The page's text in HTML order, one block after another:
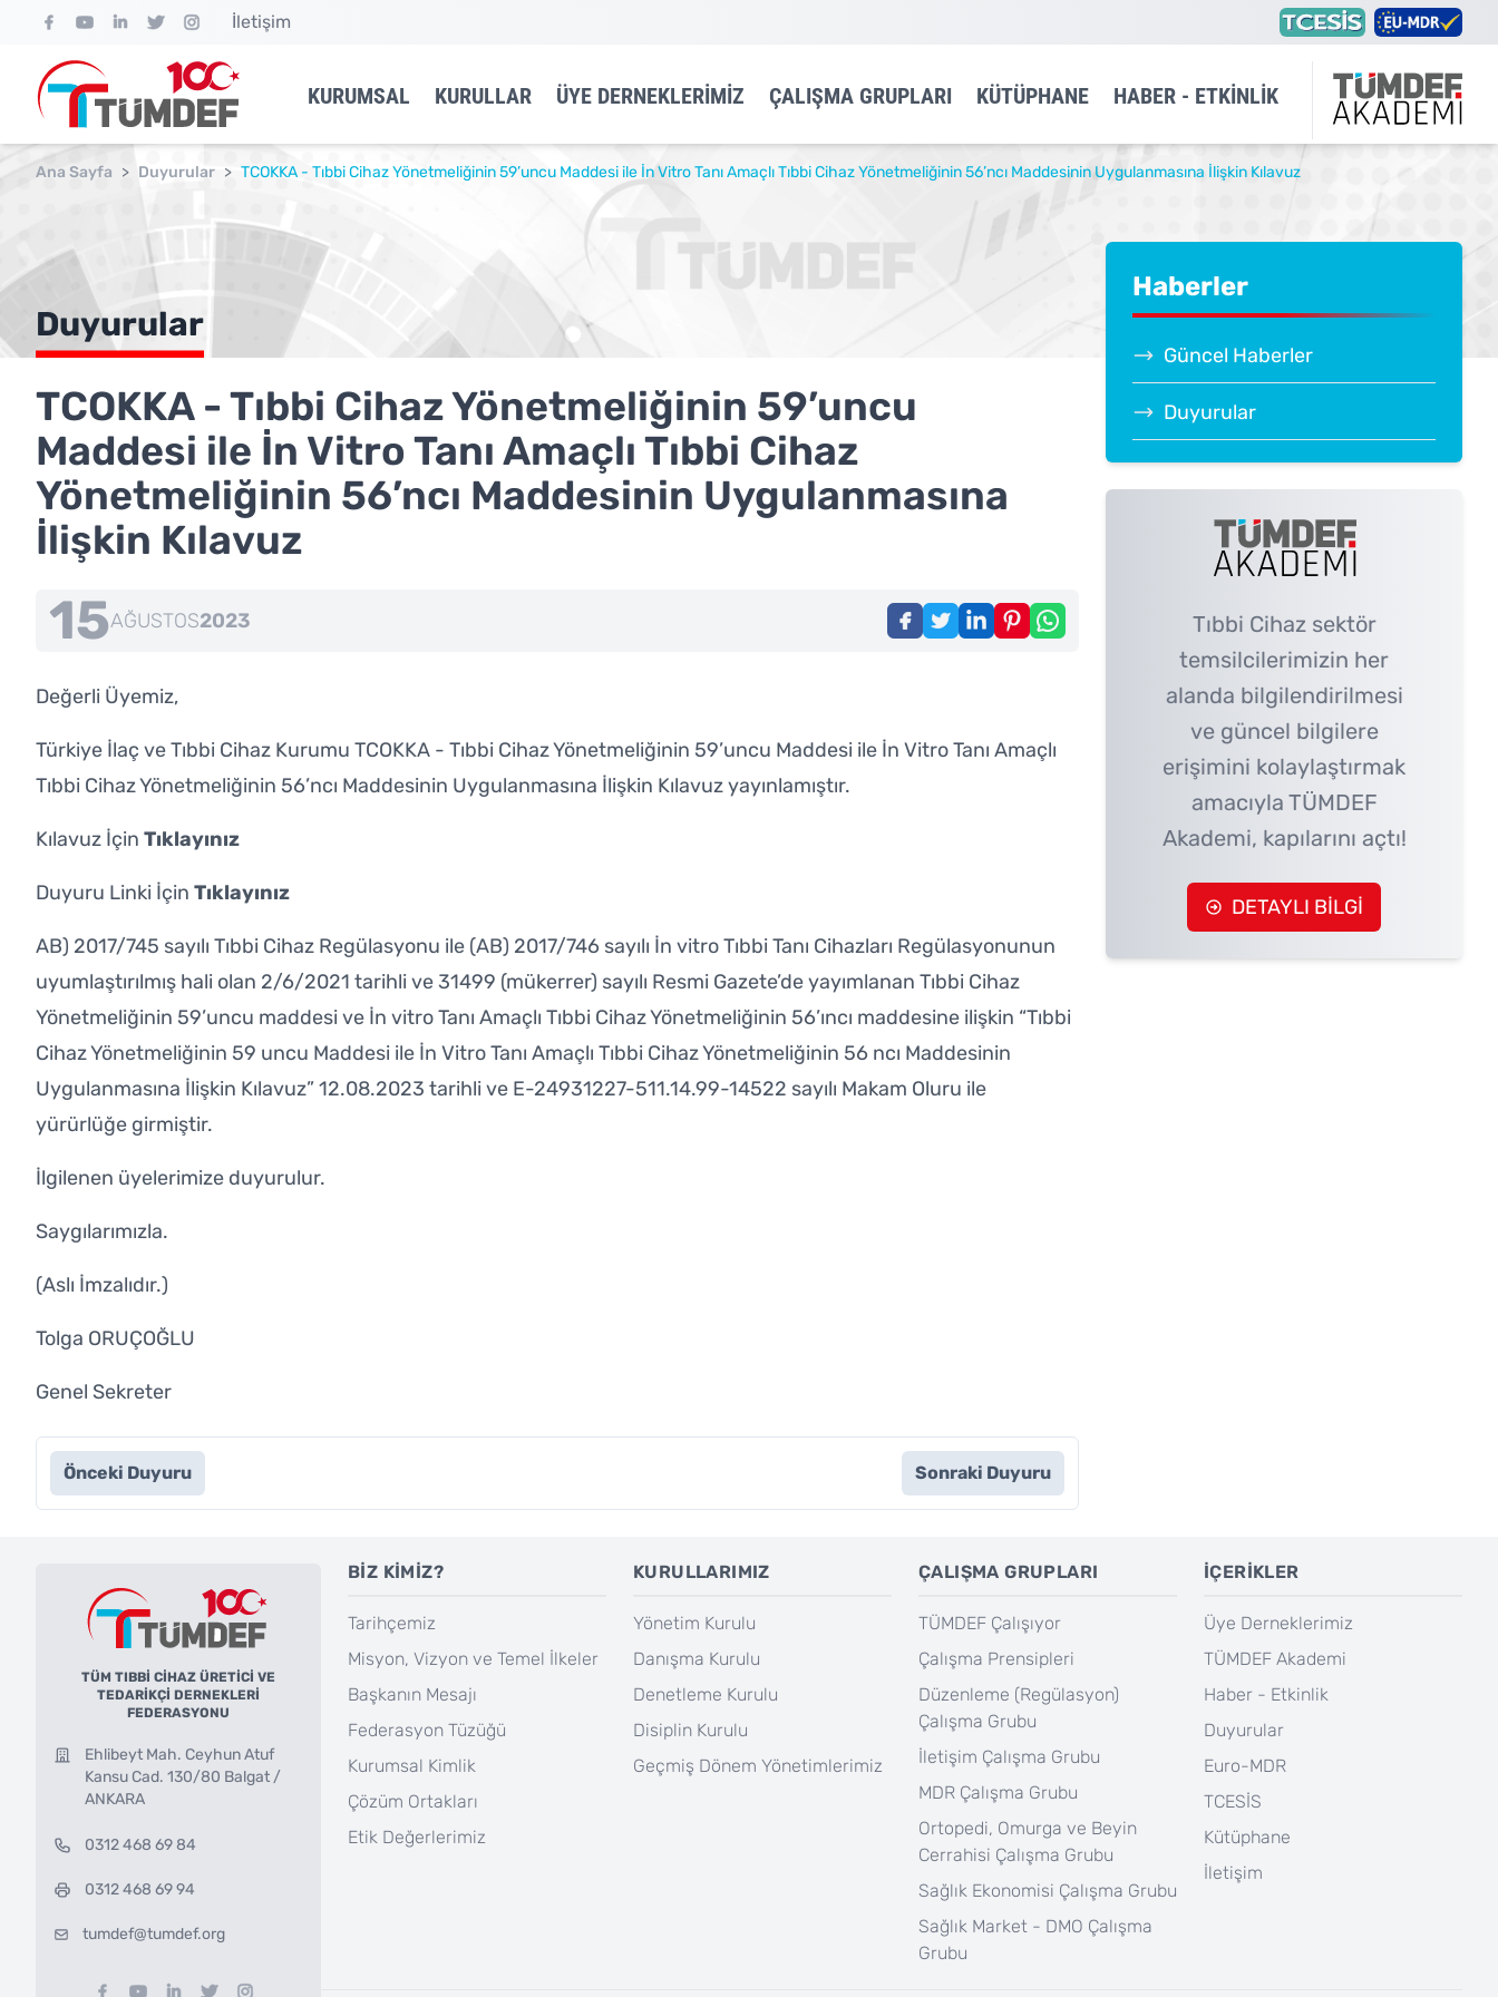
İletişim
KURUMSAL KURULLAR ÜYE DERNEKLERIMIZ ÇALIŞMA GRUPLARI KÜTÜPHANE HABER - ETKINLIK
Ana Sayfa > Duyurular > TCOKKA - Tıbbi Cihaz Yönetmeliğinin 59’uncu Maddesi ile İn Vitro Tanı Amaçlı Tıbbi Cihaz Yönetmeliğinin 56’ncı Maddesinin Uygulanmasına İlişkin Kılavuz
Duyurular
TCOKKA - Tıbbi Cihaz Yönetmeliğinin 59’uncu
Maddesi ile İn Vitro Tanı Amaçlı Tıbbi Cihaz
Yönetmeliğinin 56’ncı Maddesinin Uygulanmasına
İlişkin Kılavuz
15AĞUSTOS2023
Değerli Üyemiz,
Türkiye İlaç ve Tıbbi Cihaz Kurumu TCOKKA - Tıbbi Cihaz Yönetmeliğinin 59’uncu Maddesi ile İn Vitro Tanı Amaçlı
Tıbbi Cihaz Yönetmeliğinin 56’ncı Maddesinin Uygulanmasına İlişkin Kılavuz yayınlamıştır.
Kılavuz İçin Tıklayınız
Duyuru Linki İçin Tıklayınız
AB) 2017/745 sayılı Tıbbi Cihaz Regülasyonu ile (AB) 2017/746 sayılı İn vitro Tıbbi Tanı Cihazları Regülasyonunun
uyumlaştırılmış hali olan 2/6/2021 tarihli ve 31499 (mükerrer) sayılı Resmi Gazete’de yayımlanan Tıbbi Cihaz
Yönetmeliğinin 59’uncu maddesi ve İn vitro Tanı Amaçlı Tıbbi Cihaz Yönetmeliğinin 56’ıncı maddesine ilişkin “Tıbbi
Cihaz Yönetmeliğinin 59 uncu Maddesi ile İn Vitro Tanı Amaçlı Tıbbi Cihaz Yönetmeliğinin 56 ncı Maddesinin
Uygulanmasına İlişkin Kılavuz” 12.08.2023 tarihli ve E-24931227-511.14.99-14522 sayılı Makam Oluru ile
yürürlüğe girmiştir.
İlgilenen üyelerimize duyurulur.
Saygılarımızla.
(Aslı İmzalıdır.)
Tolga ORUÇOĞLU
Genel Sekreter
Önceki Duyuru Sonraki Duyuru
Haberler
Güncel Haberler
Duyurular
Tıbbi Cihaz sektör
temsilcilerimizin her
alanda bilgilendirilmesi
ve güncel bilgilere
erişimini kolaylaştırmak
amacıyla TÜMDEF
Akademi, kapılarını açtı!
DETAYLI BİLGİ
TÜM TIBBİ CİHAZ ÜRETİCİ VE
TEDARİKÇİ DERNEKLERİ
FEDERASYONU
Ehlibeyt Mah. Ceyhun Atuf
Kansu Cad. 130/80 Balgat /
ANKARA
0312 468 69 84
0312 468 69 94
tumdef@tumdef.org
BİZ KİMİZ?
Tarihçemiz
Misyon, Vizyon ve Temel İlkeler
Başkanın Mesajı
Federasyon Tüzüğü
Kurumsal Kimlik
Çözüm Ortakları
Etik Değerlerimiz
KURULLARIMIZ
Yönetim Kurulu
Danışma Kurulu
Denetleme Kurulu
Disiplin Kurulu
Geçmiş Dönem Yönetimlerimiz
ÇALIŞMA GRUPLARI
TÜMDEF Çalışıyor
Çalışma Prensipleri
Düzenleme (Regülasyon)
Çalışma Grubu
İletişim Çalışma Grubu
MDR Çalışma Grubu
Ortopedi, Omurga ve Beyin
Cerrahisi Çalışma Grubu
Sağlık Ekonomisi Çalışma Grubu
Sağlık Market - DMO Çalışma
Grubu
İÇERİKLER
Üye Derneklerimiz
TÜMDEF Akademi
Haber - Etkinlik
Duyurular
Euro-MDR
TCESİS
Kütüphane
İletişim